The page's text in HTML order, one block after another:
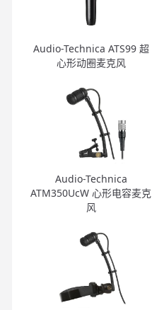
Audio-Technica ATS99 超
心形动圈麦克风
Audio-Technica
ATM350UcW 心形电容麦克
风